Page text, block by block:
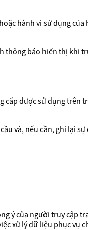
hành vi sử dụng của
thông báo hiển thị khi
cấp được sử dụng trên
và, nếu cần, ghi lại
ý của người truy cập
xử lý dữ liệu phục vụ